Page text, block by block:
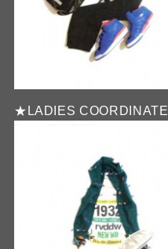
★LADIES COORDINATE